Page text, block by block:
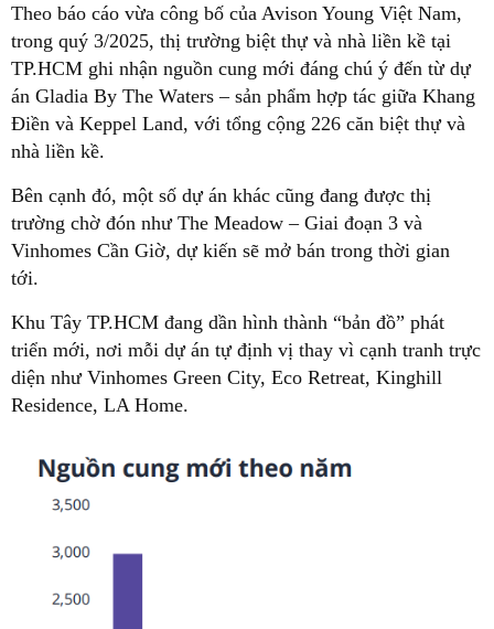
Theo báo cáo vừa công bố của Avison Young Việt Nam,
trong quý 3/2025, thị trường biệt thự và nhà liền kề tại
TP.HCM ghi nhận nguồn cung mới đáng chú ý đến từ dự
án Gladia By The Waters – sản phẩm hợp tác giữa Khang
Điền và Keppel Land, với tổng cộng 226 căn biệt thự và
nhà liền kề.
Bên cạnh đó, một số dự án khác cũng đang được thị
trường chờ đón như The Meadow – Giai đoạn 3 và
Vinhomes Cần Giờ, dự kiến sẽ mở bán trong thời gian
tới.
Khu Tây TP.HCM đang dần hình thành “bản đồ” phát
triển mới, nơi mỗi dự án tự định vị thay vì cạnh tranh trực
diện như Vinhomes Green City, Eco Retreat, Kinghill
Residence, LA Home.